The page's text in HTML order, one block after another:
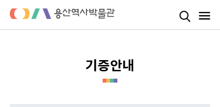
기증안내